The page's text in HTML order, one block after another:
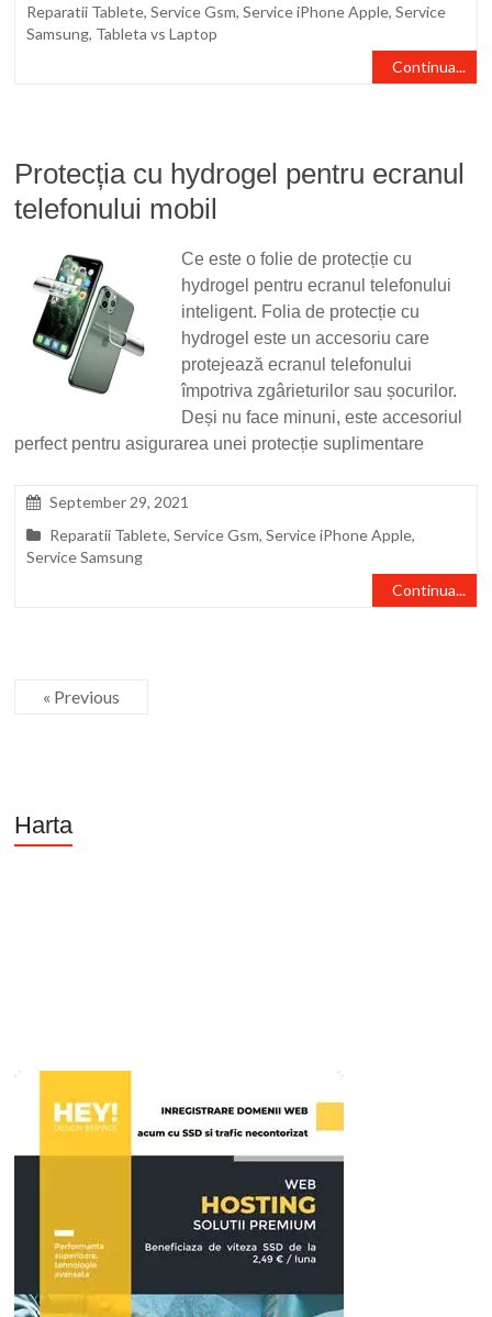
Reparatii Tablete,Service Gsm,Service iPhone Apple,Service
Samsung, Tableta vs Laptop
Continua...
Protecția cu hydrogel pentru ecranul
telefonului mobil
Ce este o folie de protecție cu
hydrogel pentru ecranul telefonului
inteligent. Folia de protecție cu
hydrogel este un accesoriu care
protejează ecranul telefonului
împotriva zgârieturilor sau șocurilor.
Deși nu face minuni, este accesoriul
perfect pentru asigurarea unei protecție suplimentare
September 29, 2021
Reparatii Tablete,Service Gsm,Service iPhone Apple,
Service Samsung
Continua...
« Previous
Harta